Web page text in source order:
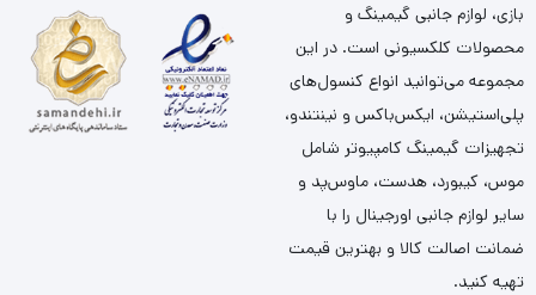
بازی، لوازم جانبی گیمینگ و
محصولات کلکسیونی است. در این
مجموعه می‌توانید انواع کنسول‌های
پلی‌استیشن، ایکس‌باکس و نینتندو،
تجهیزات گیمینگ کامپیوتر شامل
موس، کیبورد، هدست، ماوس‌پد و
سایر لوازم جانبی اورجینال را با
ضمانت اصالت کالا و بهترین قیمت
تهیه کنید.